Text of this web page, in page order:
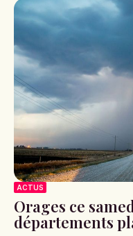
ACTUS
Orages ce
départements